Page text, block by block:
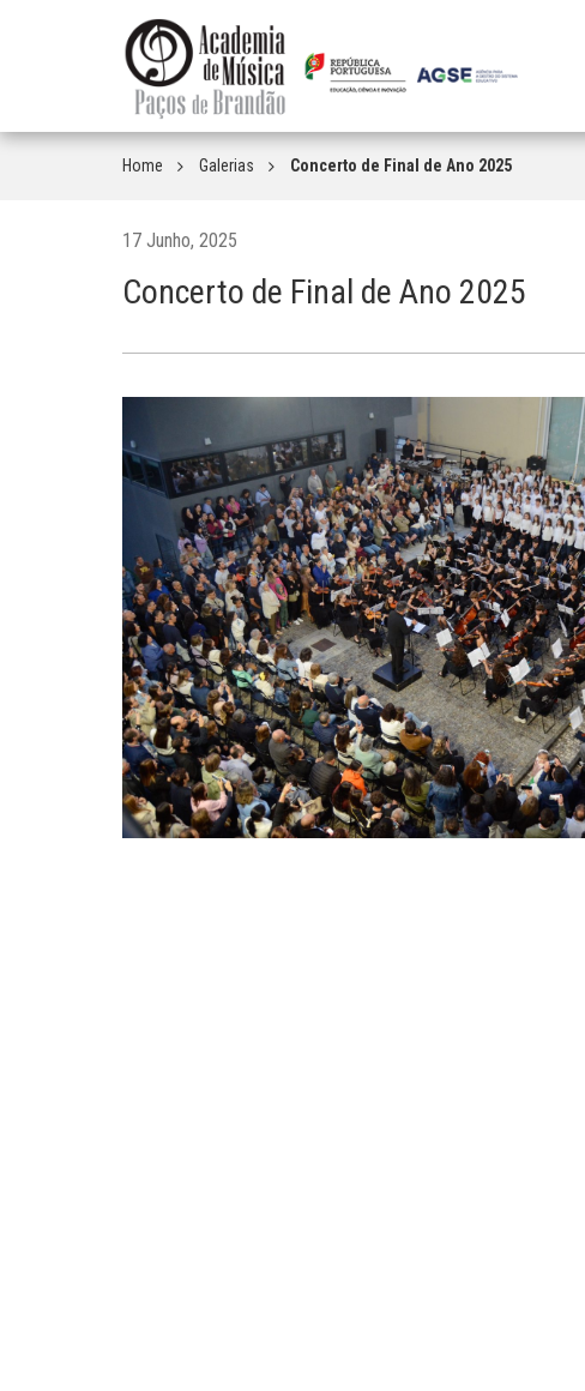
Home Galerias Concerto de Final de Ano 2025
17 Junho, 2025
Concerto de Final de Ano 2025